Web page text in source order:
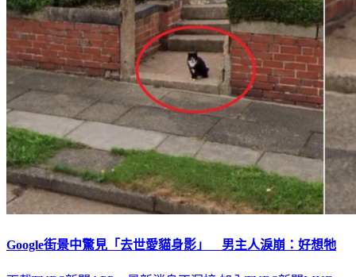
Google街景中驚見「去世愛貓身影」 男主人淚崩：好想牠